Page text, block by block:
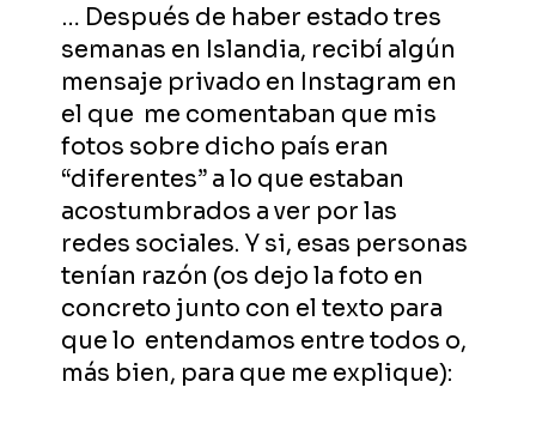
… Después de haber estado tres
semanas en Islandia, recibí algún
mensaje privado en Instagram en
el que me comentaban que mis
fotos sobre dicho país eran
“diferentes” a lo que estaban
acostumbrados a ver por las
redes sociales. Y si, esas personas
tenían razón (os dejo la foto en
concreto junto con el texto para
que lo entendamos entre todos o,
más bien, para que me explique):